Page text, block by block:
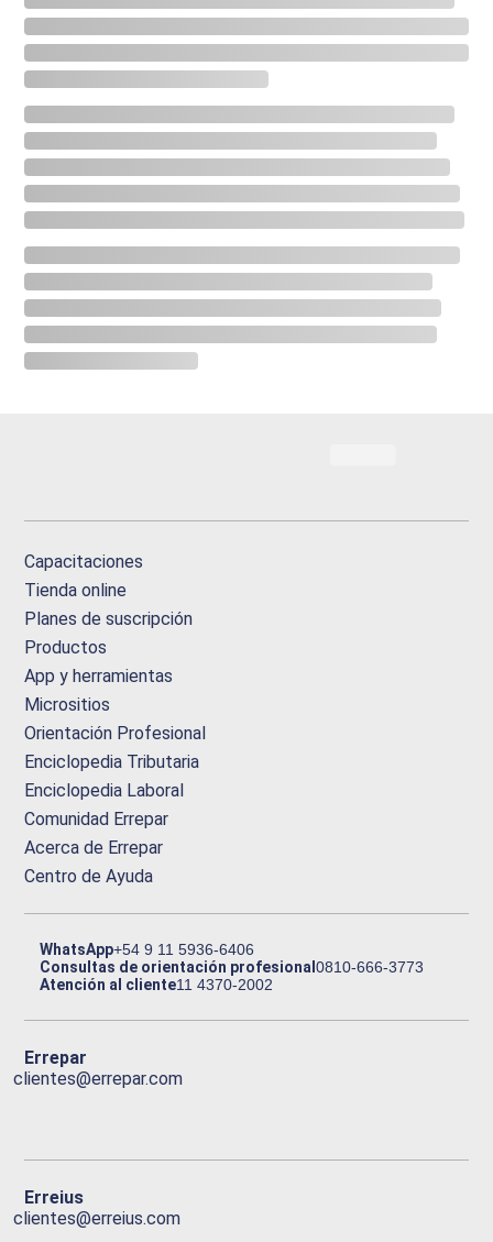
Capacitaciones
Tienda online
Planes de suscripción
Productos
App y herramientas
Micrositios
Orientación Profesional
Enciclopedia Tributaria
Enciclopedia Laboral
Comunidad Errepar
Acerca de Errepar
Centro de Ayuda
WhatsApp+54 9 11 5936-6406
Consultas de orientación profesional0810-666-3773
Atención al cliente11 4370-2002
Errepar
clientes@errepar.com
Erreius
clientes@erreius.com